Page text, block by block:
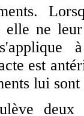
ne
est
lui